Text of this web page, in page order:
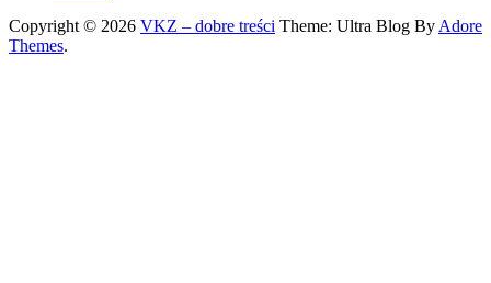
Copyright © 2026 VKZ – dobre treści Theme: Ultra Blog By Adore
Themes.